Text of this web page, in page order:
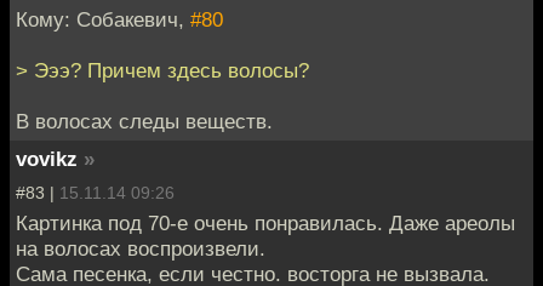
Кому: Собакевич, #80
> Эээ? Причем здесь волосы?
В волосах следы веществ.
vovikz »
#83 | 15.11.14 09:26
Картинка под 70-е очень понравилась. Даже ареолы
на волосах воспроизвели.
Сама песенка, если честно. восторга не вызвала.